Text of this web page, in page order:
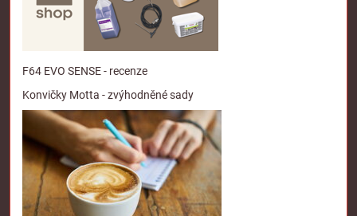
F64 EVO SENSE - recenze
Konvičky Motta - zvýhodněné sady